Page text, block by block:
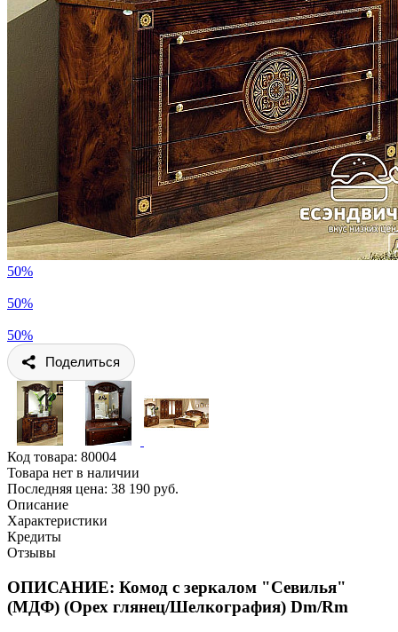
50%
50%
50%
Поделиться
Код товара: 80004
Товара нет в наличии
Последняя цена: 38 190 руб.
Описание
Характеристики
Кредиты
Отзывы
ОПИСАНИЕ: Комод с зеркалом "Севилья"
(МДФ) (Орех глянец/Шелкография) Dm/Rm